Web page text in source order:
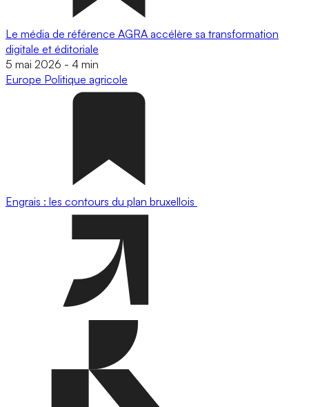
Le média de référence AGRA accélère sa transformation
digitale et éditoriale
5 mai 2026 - 4 min
Europe Politique agricole
Engrais : les contours du plan bruxellois